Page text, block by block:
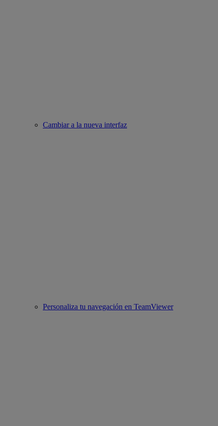
Cambiar a la nueva interfaz
Personaliza tu navegación en TeamViewer